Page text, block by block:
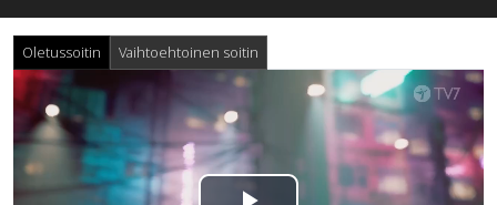
Oletussoitin Vaihtoehtoinen soitin